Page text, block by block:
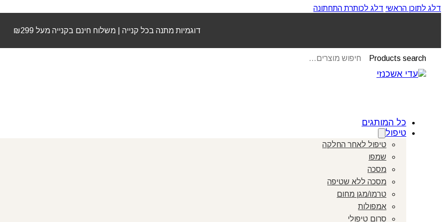
דלג לתוכן הראשי דלג לכותרת התחתונה
דוגמיות מתנה בכל קנייה | משלוח חינם בקנייה מעל ₪299
Products search
כל המותגים
טיפול
טיפול לאחר החלקה
שמפו
מסכה
מסכה ללא שטיפה
טרמו/מגן מחום
אמפולות
סרום טיפולי